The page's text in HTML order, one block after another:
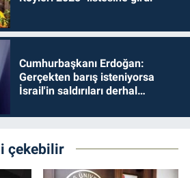
Cumhurbaşkanı Erdoğan:
Gerçekten barış isteniyorsa
İsrail'in saldırıları derhal
çekebilir